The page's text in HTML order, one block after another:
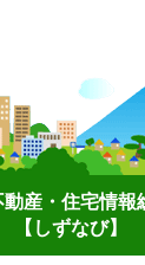
産・住宅情報
【しずなび】